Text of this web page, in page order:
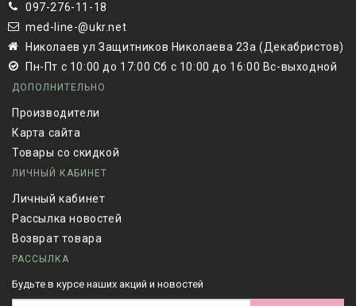
097-276-11-18
med-line-@ukr.net
Николаев ул Защитников Николаева 23а (Декабристов)
Пн-Пт с 10:00 до 17:00 Сб с 10:00 до 16:00 Вс-выходной
ДОПОЛНИТЕЛЬНО
Производители
Карта сайта
Товары со скидкой
ЛИЧНЫЙ КАБИНЕТ
Личный кабинет
Рассылка новостей
Возврат товара
РАССЫЛКА
Будьте в курсе наших акций и новостей